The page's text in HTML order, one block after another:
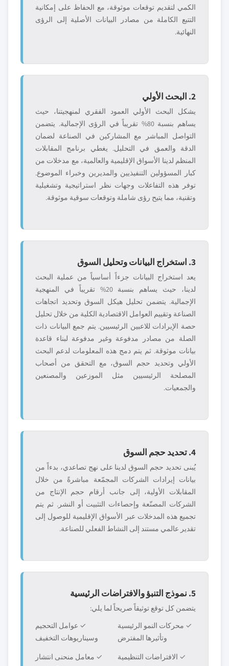
الكمي لتقديم توقعات موثوقة، مع الحفاظ على إمكانية
التتبع الكاملة من مصادر البيانات الأصلية إلى الرؤى
النهائية.
2. البحث الأولي
يشكل البحث الأولي العمود الفقري لمنهجيتنا، حيث
يساهم بنسبة 80% تقريباً في الرؤى الإجمالية. يتضمن
التواصل المباشر مع المشاركين في الصناعة لضمان
الدقة والعمق في التحليل. يغطي برنامج المقابلات
المنظم لدينا الأسواق الإقليمية والعالمية، مع مدخلات من
كبار المسؤولين التنفيذيين والمديرين وخبراء الموضوع.
توفر هذه التفاعلات وجهات نظر استراتيجية وتشغيلية
وتقنية، مما يتيح رؤى شاملة وتوقعات سوقية موثوقة.
3. استخراج البيانات وتحليل السوق
يعد استخراج البيانات جزءاً أساسياً من عملية البحث
لدينا، حيث يساهم بنسبة 20% تقريباً في المنهجية
الإجمالية. يتضمن تحليل هيكل السوق وتحديد اتجاهات
الصناعة وتقييم العوامل الاقتصادية الكلية من خلال تحليل
حصة الإيرادات للاعبين الرئيسيين. يتم جمع البيانات ذات
الصلة من مصادر مدفوعة وغير مدفوعة لبناء قاعدة
بيانات موثوقة. ثم يتم دمج هذه المعلومات لدعم البحث
الأولي وتحديد حجم السوق، مع التحقق من أصحاب
المصلحة الرئيسيين مثل الموزعين والمصنعين
والجمعيات.
4. تحديد حجم السوق
يُبنى تحديد حجم السوق لدينا على نهج تصاعدي، بدءاً من
بيانات إيرادات الشركات المجمّعة مباشرةً من خلال
المقابلات الأولية، إلى جانب أرقام حجم الإنتاج من
الشركات المصنّعة وإحصاءات التثبيت أو النشر. ثم يتم
تجميع هذه المدخلات عبر الأسواق الإقليمية للوصول إلى
تقدير عالمي مستند إلى النشاط الفعلي للصناعة.
5. نموذج التنبؤ والافتراضات الرئيسية
يتضمن كل توقع توثيقاً صريحاً لما يلي:
✓ محركات النمو الرئيسية
وتأثيرها المفترض
✓ عوامل التحجيم
وسيناريوهات التخفيف
✓ الافتراضات التنظيمية
✓ معامل منحنى انتشار